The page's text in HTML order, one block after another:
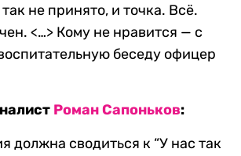
не принято, и точка. Всё.
<…> Кому не нравится — с
беседу офицер
Роман Сапоньков:
должна сводиться к “У нас так